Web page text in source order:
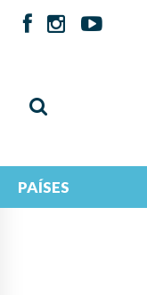
PAÍSES